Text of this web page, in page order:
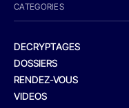
CATEGORIES
DECRYPTAGES
DOSSIERS
RENDEZ-VOUS
VIDEOS